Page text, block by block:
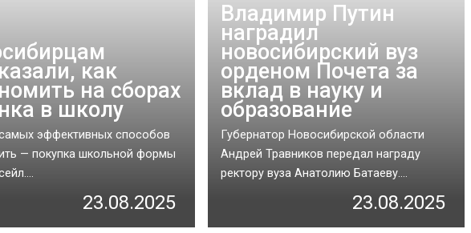
как
на сборах
в школу
эффективных способов
— покупка школьной формы
23.08.2025
Владимир Путин
наградил
новосибирский вуз
орденом Почета за
вклад в науку и
образование
Губернатор Новосибирской области
Андрей Травников передал награду
ректору вуза Анатолию Батаеву....
23.08.2025